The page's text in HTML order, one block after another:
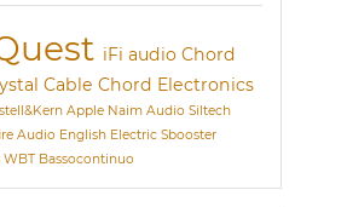
iFi audio Chord
Cable Chord Electronics
Apple Naim Audio Siltech
Audio English Electric Sbooster
WBT Bassocontinuo